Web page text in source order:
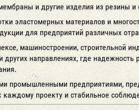
и другие изделия из резины и
эластомерных материалов и
для предприятий различных
машиностроении, строительной
направлениях, где надежность
промышленными предприятиями,
проекту и стабильное